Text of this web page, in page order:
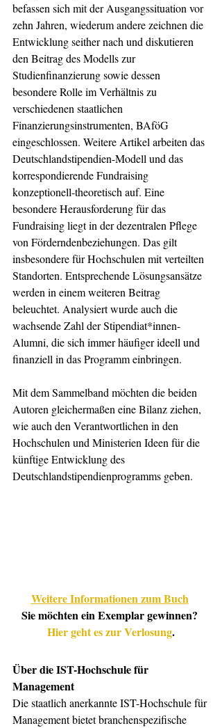
befassen sich mit der Ausgangssituation vor
zehn Jahren, wiederum andere zeichnen die
Entwicklung seither nach und diskutieren
den Beitrag des Modells zur
Studienfinanzierung sowie dessen
besondere Rolle im Verhältnis zu
verschiedenen staatlichen
Finanzierungsinstrumenten, BAföG
eingeschlossen. Weitere Artikel arbeiten das
Deutschlandstipendien-Modell und das
korrespondierende Fundraising
konzeptionell-theoretisch auf. Eine
besondere Herausforderung für das
Fundraising liegt in der dezentralen Pflege
von Förderndenbeziehungen. Das gilt
insbesondere für Hochschulen mit verteilten
Standorten. Entsprechende Lösungsansätze
werden in einem weiteren Beitrag
beleuchtet. Analysiert wurde auch die
wachsende Zahl der Stipendiat*innen-
Alumni, die sich immer häufiger ideell und
finanziell in das Programm einbringen.
Mit dem Sammelband möchten die beiden
Autoren gleichermaßen eine Bilanz ziehen,
wie auch den Verantwortlichen in den
Hochschulen und Ministerien Ideen für die
künftige Entwicklung des
Deutschlandstipendienprogramms geben.
Weitere Informationen zum Buch
Sie möchten ein Exemplar gewinnen?
Hier geht es zur Verlosung.
Über die IST-Hochschule für
Management
Die staatlich anerkannte IST-Hochschule für
Management bietet branchenspezifische